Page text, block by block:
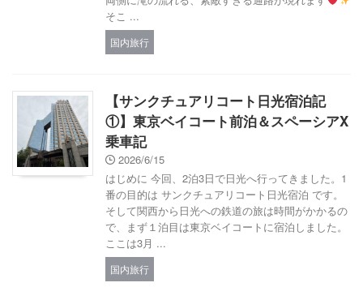
そこ ...
国内旅行
【サンクチュアリコート日光宿泊記
①】東京ベイコート前泊＆スペーシアX
乗車記
2026/6/15
はじめに 今回、2泊3日で日光へ行ってきました。1
番の目的は サンクチュアリコート日光宿泊 です。
そして関西から日光への鉄道の旅は時間がかかるの
で、まず１泊目は東京ベイコートに宿泊しました。
ここは3月 ...
国内旅行